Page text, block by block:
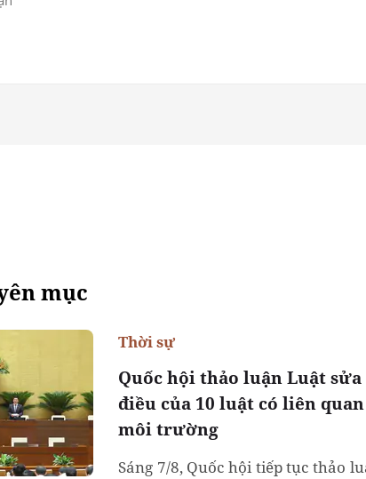
mục
Quốc hội thảo luận Luật
điều của 10 luật có liên
môi trường
Thời sự
Sáng 7/8, Quốc hội tiếp tục thảo